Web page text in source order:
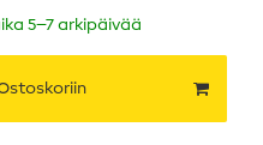
5–7 arkipäivää